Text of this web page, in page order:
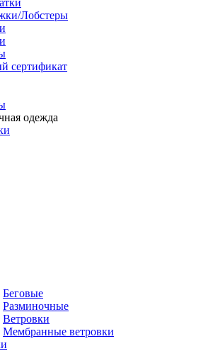
Лобстеры
сертификат
одежда
Беговые
Разминочные
Ветровки
Мембранные ветровки